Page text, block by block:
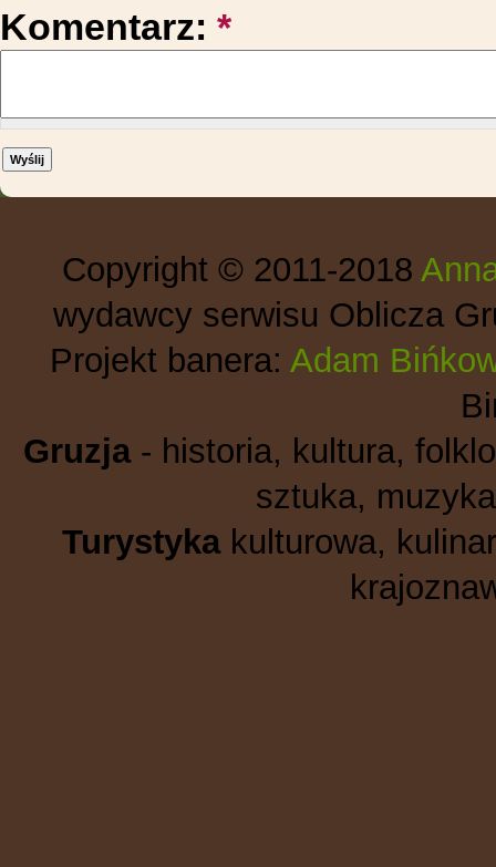
Komentarz: *
Copyright © 2011-2018
wydawcy serwisu Oblicza
Projekt banera: Adam
Gruzja- historia, kultura,
sztuka,
Turystykakulturowa,